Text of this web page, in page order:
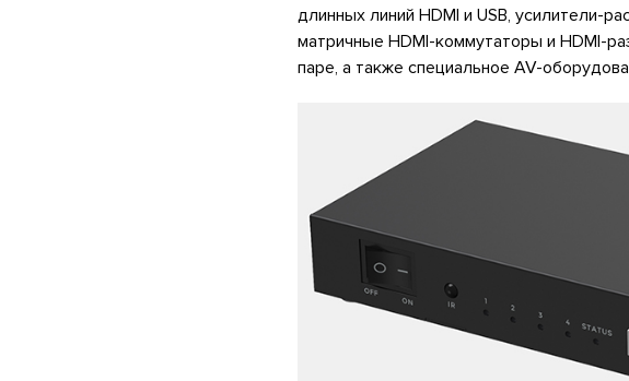
длинных линий HDMI и USB, усилители-
матричные HDMI-коммутаторы и HDMI-
паре, а также специальное AV-